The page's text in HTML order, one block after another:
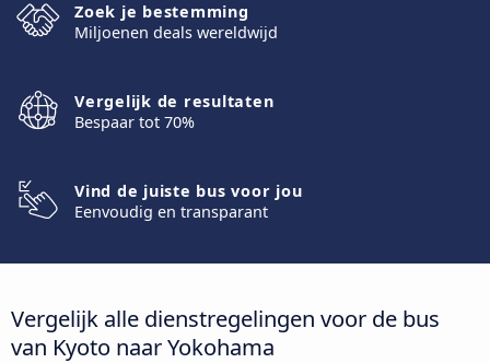
Zoek je bestemming
Miljoenen deals wereldwijd
Vergelijk de resultaten
Bespaar tot 70%
Vind de juiste bus voor jou
Eenvoudig en transparant
Vergelijk alle dienstregelingen voor de bus
van Kyoto naar Yokohama